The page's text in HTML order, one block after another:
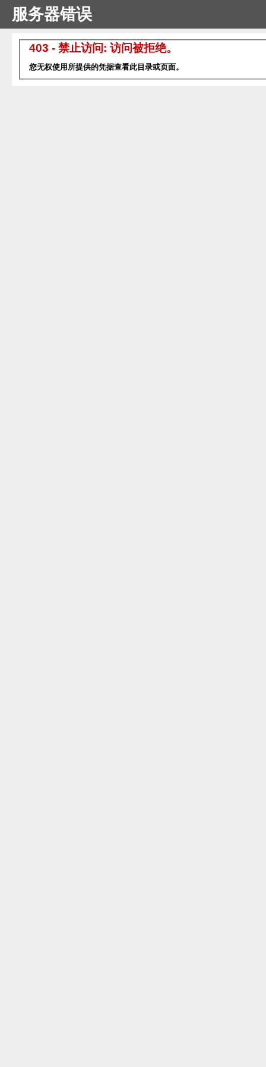
服务器错误
403 - 禁止访问: 访问被拒绝。
您无权使用所提供的凭据查看此目录或页面。